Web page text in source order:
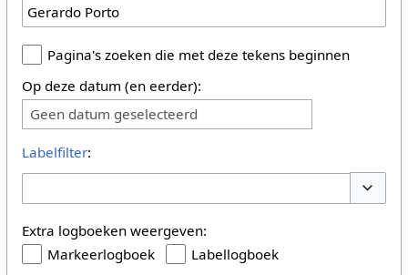
Pagina's zoeken die met deze tekens beginnen
Op deze datum (en eerder):
Geen datum geselecteerd
Labelfilter:
Extra logboeken weergeven:
Markeerlogboek
Labellogboek